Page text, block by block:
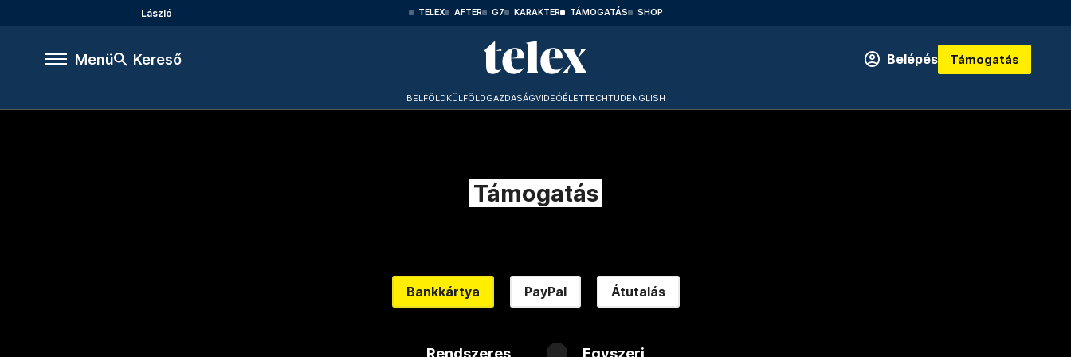
László TELEX AFTER G7 KARAKTER TÁMOGATÁS SHOP
Menü Kereső Belépés Támogatás
BELFÖLDKÜLFÖLDGAZDASÁGVIDEÓÉLETTECHTUDENGLISH
Támogatás
Bankkártya PayPal Átutalás
Rendszeres Egyszeri